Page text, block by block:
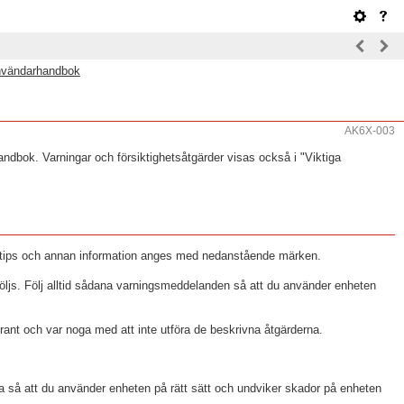
AK6X-003
Varningar och försiktighetsåtgärder visas också i "Viktiga
och annan information anges med nedanstående märken.
Följ alltid sådana varningsmeddelanden så att du använder enheten
och var noga med att inte utföra de beskrivna åtgärderna.
att du använder enheten på rätt sätt och undviker skador på enheten